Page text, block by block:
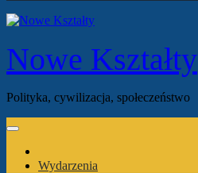
Nowe Kształty
Polityka, cywilizacja, społeczeństwo
Wydarzenia